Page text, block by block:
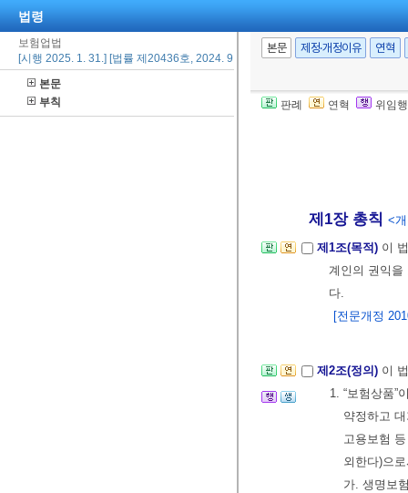
법령
보험업법
[시행 2025. 1. 31.] [법률 제20436호, 2024. 9. 20., 타법개정]
본문
부칙
본문 제정·개정이유 연혁
판례 연혁 위임
제1장 총칙 <
제1조(목적) 이
계인의 권익을
다.
[전문개정
제2조(정의) 이
1. “보험상품”
약정하고
고용보험
외한다)으
가. 생명보